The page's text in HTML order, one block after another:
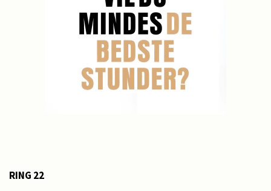
RING 22